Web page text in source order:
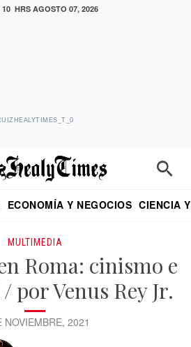
10 HRS AGOSTO 07, 2026
ECONOMÍA Y NEGOCIOS CIENCIA
MULTIMEDIA
Roma: cinismo e
por Venus Rey Jr.
NOVIEMBRE, 2021